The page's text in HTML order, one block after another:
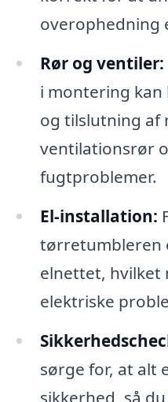
overophedning
Rør og ventiler:
i montering
og tilslutning af
ventilationsrør
fugtproblemer.
El-installation:
tørretumbleren
elnettet, hvilket
elektriske
sørge for, at alt
sikkerhed, så